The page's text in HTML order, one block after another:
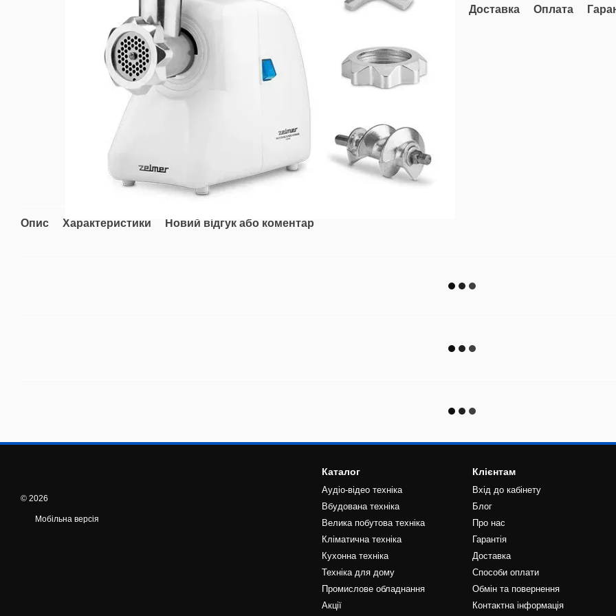
Опис Характеристики Новий відгук або коментар
Доставка Оплата
© 2026
Мобільна версія
Каталог
Аудіо-відео техніка
Вбудована техніка
Велика побутова техніка
Кліматична техніка
Кухонна техніка
Техніка для дому
Промислове обладнання
Акції
Клієнтам
Вхід до кабінету
Блог
Про нас
Гарантія
Доставка
Способи оплати
Обмін та повернення
Контактна інформація